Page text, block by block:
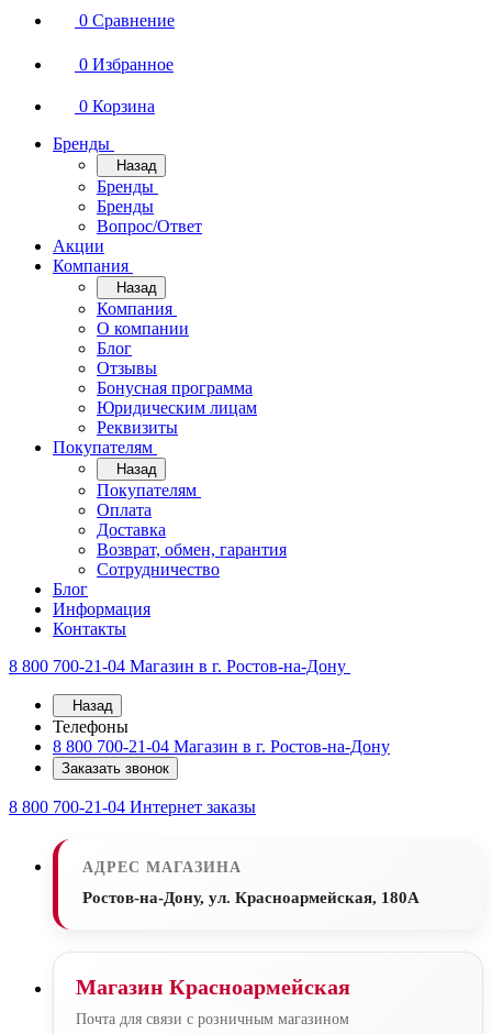
0 Сравнение
0 Избранное
0 Корзина
Бренды
Назад
Бренды
Бренды
Вопрос/Ответ
Акции
Компания
Назад
Компания
О компании
Блог
Отзывы
Бонусная программа
Юридическим лицам
Реквизиты
Покупателям
Назад
Покупателям
Оплата
Доставка
Возврат, обмен, гарантия
Сотрудничество
Блог
Информация
Контакты
8 800 700-21-04 Магазин в г. Ростов-на-Дону
Назад
Телефоны
8 800 700-21-04 Магазин в г. Ростов-на-Дону
Заказать звонок
8 800 700-21-04 Интернет заказы
АДРЕС МАГАЗИНА
Ростов-на-Дону, ул. Красноармейская, 180А
Магазин Красноармейская
Почта для связи с розничным магазином